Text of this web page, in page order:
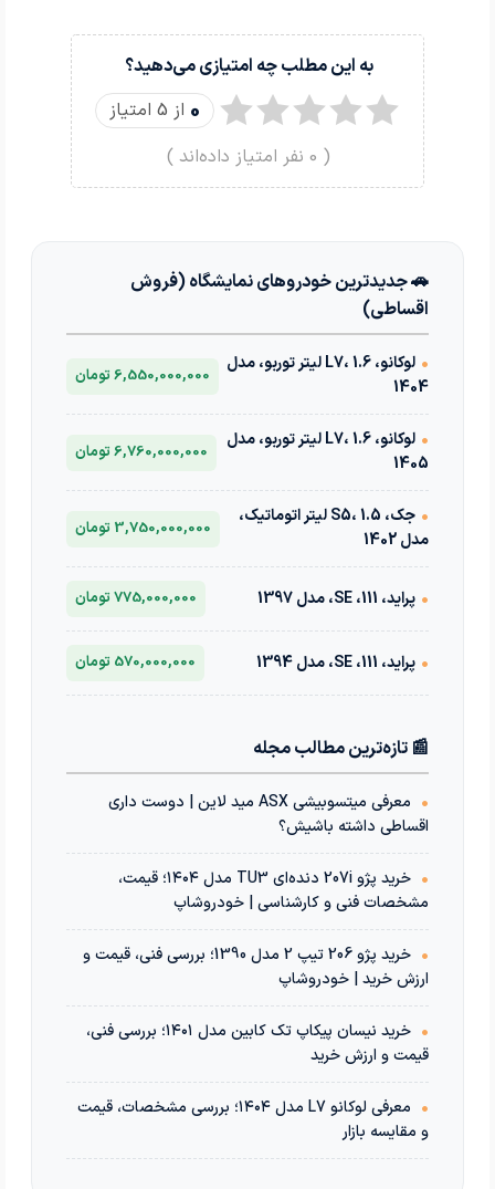
به این مطلب چه امتیازی می‌دهید؟
0 از 5 امتیاز
(
0 نفر امتیاز داده‌اند )
🚗 جدیدترین خودروهای نمایشگاه (فروش
اقساطی)
•
لوکانو، L7، 1.6 لیتر توربو، مدل
1404
6,550,000,000 تومان
•
لوکانو، L7، 1.6 لیتر توربو، مدل
1405
6,760,000,000 تومان
•
جک، S5، 1.5 لیتر اتوماتیک،
مدل 1402
3,750,000,000 تومان
• پراید، 111، SE، مدل 1397 775,000,000 تومان
• پراید، 111، SE، مدل 1394 570,000,000 تومان
📰 تازه‌ترین مطالب مجله
•
معرفی میتسوبیشی ASX مید لاین | دوست داری
اقساطی داشته باشیش؟
•
خرید پژو 207i دنده‌ای TU3 مدل ۱۴۰۴؛ قیمت،
مشخصات فنی و کارشناسی | خودروشاپ
•
خرید پژو 206 تیپ 2 مدل 1390؛ بررسی فنی، قیمت و
ارزش خرید | خودروشاپ
•
خرید نیسان پیکاپ تک کابین مدل ۱۴۰۱؛ بررسی فنی،
قیمت و ارزش خرید
•
معرفی لوکانو L7 مدل ۱۴۰۴؛ بررسی مشخصات، قیمت
و مقایسه بازار